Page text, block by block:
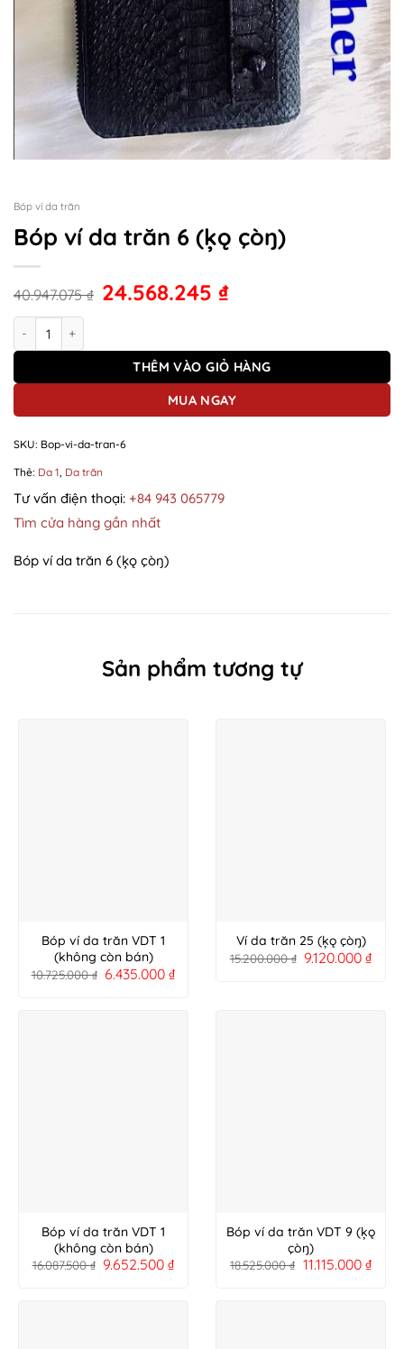
Bóp ví da trăn
Bóp ví da trăn 6 (ķǫ çòŋ)
40.947.075₫ 24.568.245 ₫
Bóp ví da trăn 6 (ķǫ çòŋ) số lượng
THÊM VÀO GIỎ HÀNG
MUA NGAY
SKU: Bop-vi-da-tran-6
Thẻ: Da 1 Da trăn
Tư vấn điện thoại: +84 943 065779
Tìm cửa hàng gần nhất
Bóp ví da trăn 6 (ķǫ çòŋ)
Sản phẩm tương tự
Bóp ví da trăn VDT 1
(không còn bán)
10.725.000₫ 6.435.000₫
Ví da trăn 25 (ķǫ çòŋ)
15.200.000₫ 9.120.000₫
Bóp ví da trăn VDT 1
(không còn bán)
16.087.500₫ 9.652.500₫
Bóp ví da trăn VDT 9 (ķǫ
çòŋ)
18.525.000₫ 11.115.000 ₫